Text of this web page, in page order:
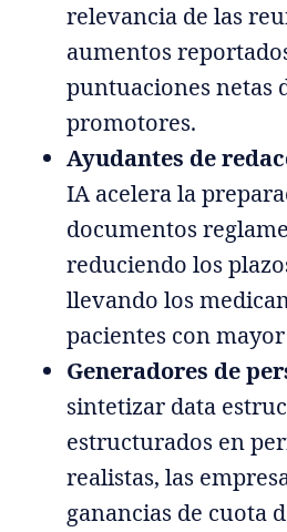
relevancia de las
aumentos
puntuaciones netas
promotores.
Ayudantes de
IA acelera la
documentos
reduciendo los
llevando los
pacientes con
Generadores de
sintetizar data
estructurados en
realistas, las
ganancias de cuota